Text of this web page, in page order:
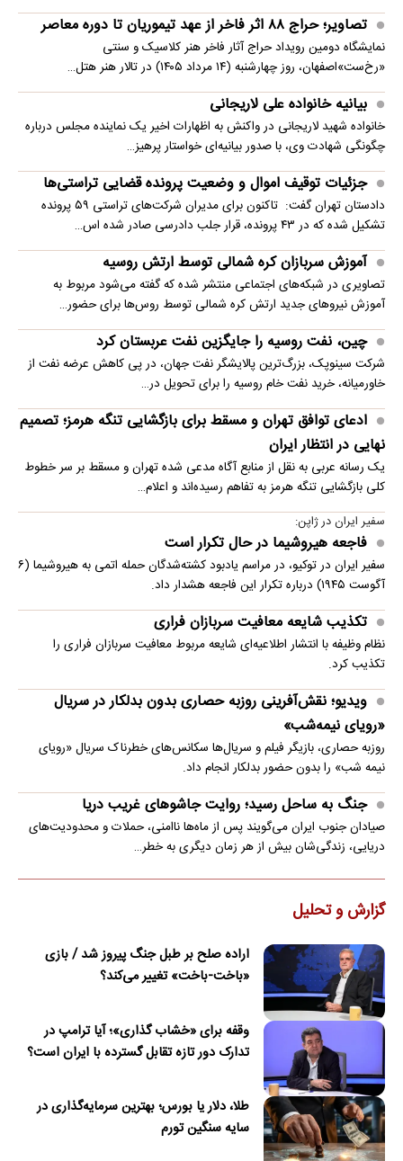
تصاویر؛ حراج ۸۸ اثر فاخر از عهد تیموریان تا دوره معاصر
نمایشگاه دومین رویداد حراج آثار فاخر هنر کلاسیک و سنتی
«رخ‌ست»اصفهان، روز چهارشنبه (۱۴ مرداد ۱۴۰۵) در تالار هنر هتل…
بیانیه خانواده علی لاریجانی
خانواده شهید لاریجانی در واکنش به اظهارات اخیر یک نماینده مجلس درباره
چگونگی شهادت وی، با صدور بیانیه‌ای خواستار پرهیز…
جزئیات توقیف اموال و وضعیت پرونده قضایی تراستی‌ها
دادستان تهران گفت: تاکنون برای مدیران شرکت‌های تراستی ۵۹ پرونده
تشکیل شده که در ۴۳ پرونده، قرار جلب دادرسی صادر شده اس…
آموزش سربازان کره شمالی توسط ارتش روسیه
تصاویری در شبکه‌های اجتماعی منتشر شده که گفته می‌شود مربوط به
آموزش نیروهای جدید ارتش کره شمالی توسط روس‌ها برای حضور…
چین، نفت روسیه را جایگزین نفت عربستان کرد
شرکت سینوپک، بزرگ‌ترین پالایشگر نفت جهان، در پی کاهش عرضه نفت از
خاورمیانه، خرید نفت خام روسیه را برای تحویل در…
ادعای توافق تهران و مسقط برای بازگشایی تنگه هرمز؛ تصمیم
نهایی در انتظار ایران
یک رسانه عربی به نقل از منابع آگاه مدعی شده تهران و مسقط بر سر خطوط
کلی بازگشایی تنگه هرمز به تفاهم رسیده‌اند و اعلام…
سفیر ایران در ژاپن:
فاجعه هیروشیما در حال تکرار است
سفیر ایران در توکیو، در مراسم یادبود کشته‌شدگان حمله اتمی به هیروشیما (۶
آگوست ۱۹۴۵) درباره تکرار این فاجعه هشدار داد.
تکذیب شایعه معافیت سربازان فراری
نظام وظیفه با انتشار اطلاعیه‌ای شایعه مربوط معافیت سربازان فراری را
تکذیب کرد.
ویدیو؛ نقش‌آفرینی روزبه حصاری بدون بدلکار در سریال
«رویای نیمه‌شب»
روزبه حصاری، بازیگر فیلم و سریال‌ها سکانس‌های خطرناک سریال «رویای
نیمه شب» را بدون حضور بدلکار انجام داد.
جنگ به ساحل رسید؛ روایت جاشوهای غریب دریا
صیادان جنوب ایران می‌گویند پس از ماه‌ها ناامنی، حملات و محدودیت‌های
دریایی، زندگی‌شان بیش از هر زمان دیگری به خطر…
گزارش و تحلیل
اراده صلح بر طبل جنگ پیروز شد / بازی
«باخت-باخت» تغییر می‌کند؟
وقفه برای «خشاب گذاری»؛ آیا ترامپ در
تدارک دور تازه تقابل گسترده با ایران است؟
طلا، دلار یا بورس؛ بهترین سرمایه‌گذاری در
سایه سنگین تورم